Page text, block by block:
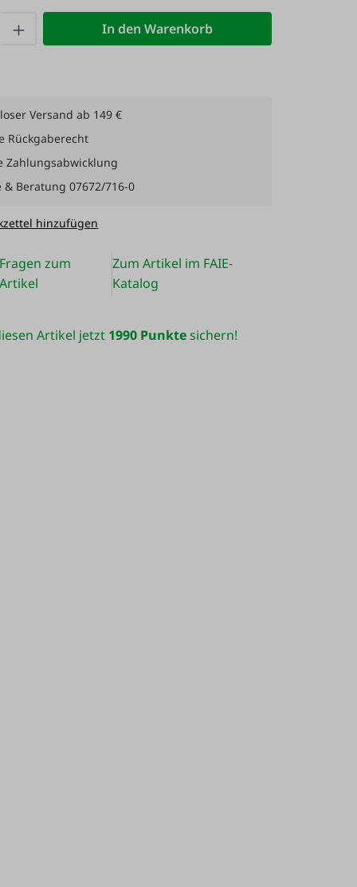
Gib den gewünschten Wert
In den Warenkorb
Versand ab 149 €
Rückgaberecht
Zahlungsabwicklung
& Beratung 07672/716-0
hinzufügen
Fragen zum
Artikel
Zum Artikel im FAIE-
Katalog
Artikel jetzt 1990 Punktesichern!